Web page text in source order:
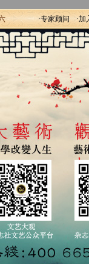
·专家顾问 ·加